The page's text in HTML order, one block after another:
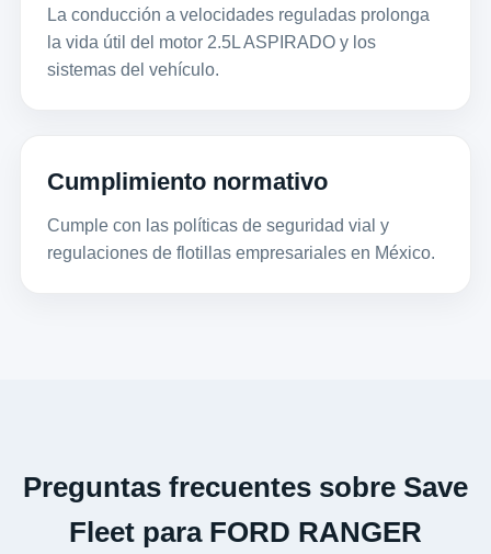
La conducción a velocidades reguladas prolonga
la vida útil del motor 2.5L ASPIRADO y los
sistemas del vehículo.
Cumplimiento normativo
Cumple con las políticas de seguridad vial y
regulaciones de flotillas empresariales en México.
Preguntas frecuentes sobre Save
Fleet para FORD RANGER